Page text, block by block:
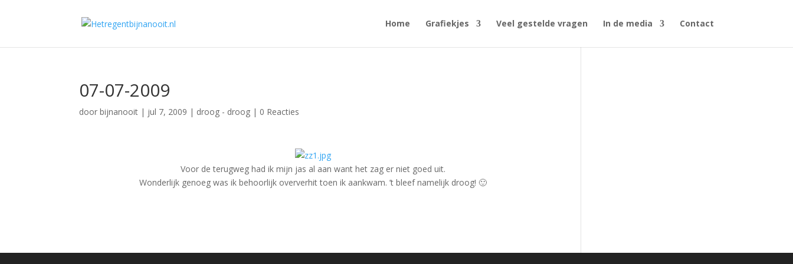
Home Grafiekjes Veel gestelde vragen In de media Contact
07-07-2009
doorbijnanooit | jul 7, 2009 | droog - droog | 0 Reacties
Voor de terugweg had ik mijn jas al aan want het zag er niet goed uit.
Wonderlijk genoeg was ik behoorlijk oververhit toen ik aankwam. ’t bleef namelijk droog! 🙂